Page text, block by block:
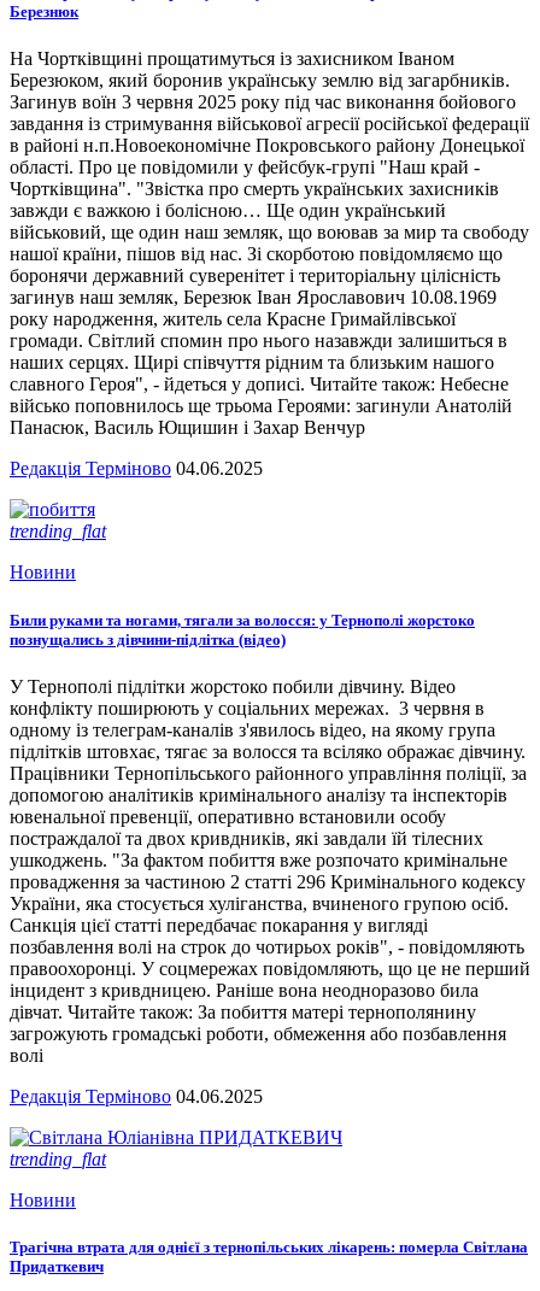
Березнюк
На Чортківщині прощатимуться із захисником Іваном
Березюком, який боронив українську землю від загарбників.
Загинув воїн 3 червня 2025 року під час виконання бойового
завдання із стримування військової агресії російської федерації
в районі н.п.Новоекономічне Покровського району Донецької
області. Про це повідомили у фейсбук-групі "Наш край -
Чортківщина". "Звістка про смерть українських захисників
завжди є важкою і болісною… Ще один український
військовий, ще один наш земляк, що воював за мир та свободу
нашої країни, пішов від нас. Зі скорботою повідомляємо що
боронячи державний суверенітет і територіальну цілісність
загинув наш земляк, Березюк Іван Ярославович 10.08.1969
року народження, житель села Красне Гримайлівської
громади. Світлий спомин про нього назавжди залишиться в
наших серцях. Щирі співчуття рідним та близьким нашого
славного Героя", - йдеться у дописі. Читайте також: Небесне
військо поповнилось ще трьома Героями: загинули Анатолій
Панасюк, Василь Ющишин і Захар Венчур
Редакція Терміново 04.06.2025
trending_flat
Новини
Били руками та ногами, тягали за волосся: у Тернополі жорстоко
познущались з дівчини-підлітка (відео)
У Тернополі підлітки жорстоко побили дівчину. Відео
конфлікту поширюють у соціальних мережах. 3 червня в
одному із телеграм-каналів з'явилось відео, на якому група
підлітків штовхає, тягає за волосся та всіляко ображає дівчину.
Працівники Тернопільського районного управління поліції, за
допомогою аналітиків кримінального аналізу та інспекторів
ювенальної превенції, оперативно встановили особу
постраждалої та двох кривдників, які завдали їй тілесних
ушкоджень. "За фактом побиття вже розпочато кримінальне
провадження за частиною 2 статті 296 Кримінального кодексу
України, яка стосується хуліганства, вчиненого групою осіб.
Санкція цієї статті передбачає покарання у вигляді
позбавлення волі на строк до чотирьох років", - повідомляють
правоохоронці. У соцмережах повідомляють, що це не перший
інцидент з кривдницею. Раніше вона неодноразово била
дівчат. Читайте також: За побиття матері тернополянину
загрожують громадські роботи, обмеження або позбавлення
волі
Редакція Терміново 04.06.2025
trending_flat
Новини
Трагічна втрата для однієї з тернопільських лікарень: померла Світлана
Придаткевич